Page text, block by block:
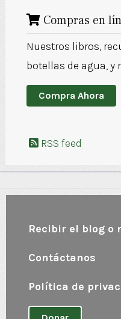
Compras en
Nuestros libros,
botellas de agua, y
Compra Ahora
RSS feed
Recibir el blog o
Contáctanos
Política de